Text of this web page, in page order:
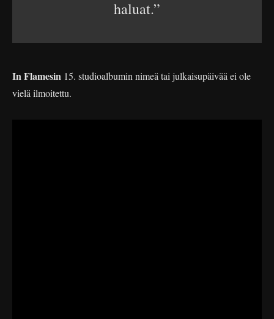
haluat.”
In Flamesin 15. studioalbumin nimeä tai julkaisupäivää ei ole
vielä ilmoitettu.